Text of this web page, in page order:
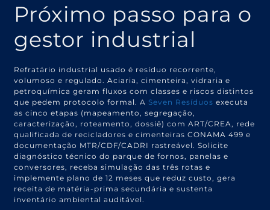
Próximo passo para o
gestor industrial
Refratário industrial usado é resíduo recorrente,
volumoso e regulado. Aciaria, cimenteira, vidraria e
petroquímica geram fluxos com classes e riscos distintos
que pedem protocolo formal. A Seven Resíduos executa
as cinco etapas (mapeamento, segregação,
caracterização, roteamento, dossiê) com ART/CREA, rede
qualificada de recicladores e cimenteiras CONAMA 499 e
documentação MTR/CDF/CADRI rastreável. Solicite
diagnóstico técnico do parque de fornos, panelas e
conversores, receba simulação das três rotas e
implemente plano de 12 meses que reduz custo, gera
receita de matéria-prima secundária e sustenta
inventário ambiental auditável.